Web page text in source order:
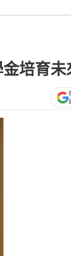
培育未